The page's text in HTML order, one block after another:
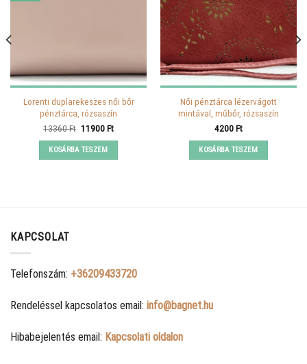
Lorenti duplarekeszes női bőr
pénztárca, rózsaszín
13360Ft Original
was:
13360 Ft.
11900FtCurrent
KOSÁRBA TESZEM
Női pénztárca lézervágott
mintával, műbőr, rózsaszín
4200Ft
KOSÁRBA TESZEM
KAPCSOLAT
Telefonszám: +36209433720
Rendeléssel kapcsolatos email: info@bagnet.hu
Hibabejelentés email: Kapcsolati oldalon